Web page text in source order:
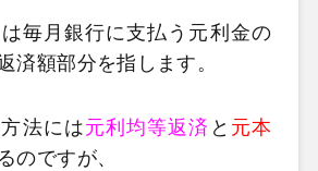
は毎月銀行に支払う元利金の
済額部分を指します。
法には元利均等返済 と 元本
のですが、